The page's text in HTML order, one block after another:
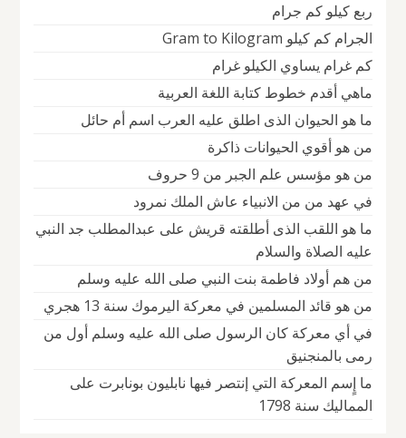
ربع كيلو كم جرام
الجرام كم كيلو Gram to Kilogram
كم غرام يساوي الكيلو غرام
ماهي أقدم خطوط كتابة اللغة العربية
ما هو الحيوان الذى اطلق عليه العرب اسم أم حائل
من هو أقوي الحيوانات ذاكرة
من هو مؤسس علم الجبر من 9 حروف
في عهد من من الانبياء عاش الملك نمرود
ما هو اللقب الذى أطلقته قريش على عبدالمطلب جد النبي
عليه الصلاة والسلام
من هم أولاد فاطمة بنت النبي صلى الله عليه وسلم
من هو قائد المسلمين في معركة اليرموك سنة 13 هجري
في أي معركة كان الرسول صلى الله عليه وسلم أول من
رمى بالمنجنيق
ما إٍسم المعركة التي إنتصر فيها نابليون بونابرت على
المماليك سنة 1798